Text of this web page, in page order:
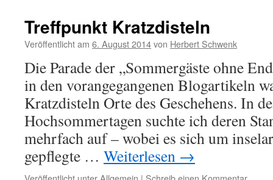
Treffpunkt Kratzdisteln
Veröffentlicht am 6. August 2014von Herbert Schwenk
Die Parade der „Sommergäste ohne
in den vorangegangenen Blogartikeln
Kratzdisteln Orte des Geschehens. In
Hochsommertagen suchte ich deren
mehrfach auf – wobei es sich um
gepflegte … Weiterlesen →